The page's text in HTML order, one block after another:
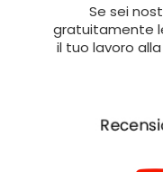
Se sei
gratuitamente
il tuo lavoro